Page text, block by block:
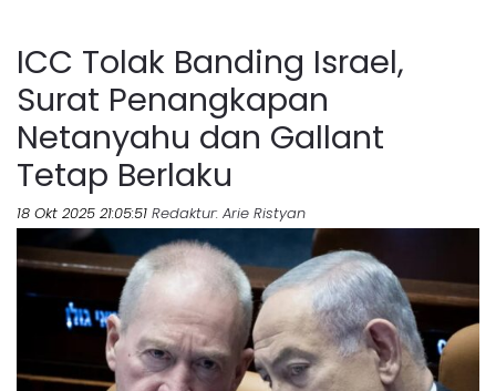
ICC Tolak Banding Israel,
Surat Penangkapan
Netanyahu dan Gallant
Tetap Berlaku
18 Okt 2025 21:05:51 Redaktur: Arie Ristyan